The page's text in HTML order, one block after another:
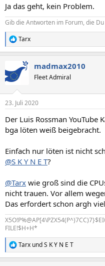
Ja das geht, kein Problem.
Gib die Antworten im Forum, die
R
e
t
i
e
:
Tarx
madmax2010
Fleet Admiral
23. Juli 2020
Der Luis Rossman YouTube
bga löten weiß beigebracht.
Einfach nur löten ist nicht
@S K Y N E T?
@Tarx wie groß sind die
nicht trauen. Vor allem
Das erfordert schon argh
FILE!$H+H*
R
e
Tarx undS K Y N E T